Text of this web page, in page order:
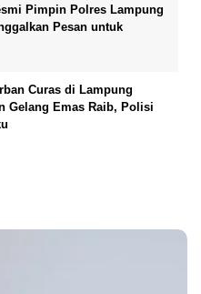
Pimpin Polres Lampung
Pesan untuk
Curas di Lampung
Gelang Emas Raib, Polisi